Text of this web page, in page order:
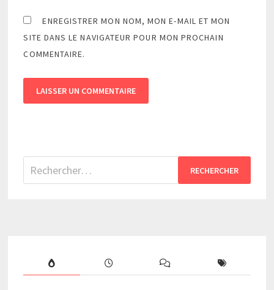
ENREGISTRER MON NOM, MON E-MAIL ET MON
SITE DANS LE NAVIGATEUR POUR MON PROCHAIN
COMMENTAIRE.
Rechercher :